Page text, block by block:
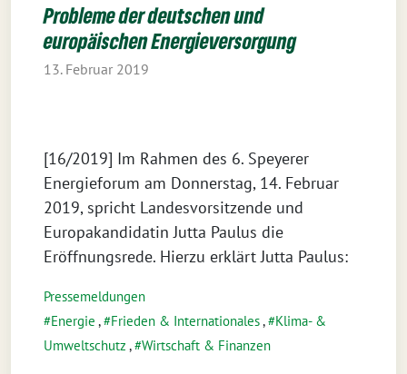
Probleme der deutschen und
europäischen Energieversorgung
13. Februar 2019
[16/2019] Im Rahmen des 6. Speyerer
Energieforum am Donnerstag, 14. Februar
2019, spricht Landesvorsitzende und
Europakandidatin Jutta Paulus die
Eröffnungsrede. Hierzu erklärt Jutta Paulus:
Pressemeldungen
Energie , Frieden & Internationales,
Klima- &
Umweltschutz , Wirtschaft & Finanzen